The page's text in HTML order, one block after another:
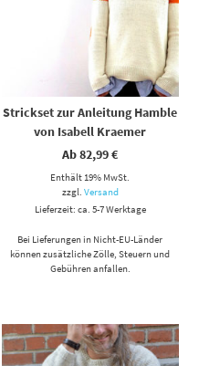
Strickset zur Anleitung Hamble
von Isabell Kraemer
Ab82,99€
Enthält 19% MwSt.
zzgl. Versand
Lieferzeit: ca. 5-7 Werktage
Bei Lieferungen in Nicht-EU-Länder
können zusätzliche Zölle, Steuern und
Gebühren anfallen.
Dieses Produkt weist mehrere Varianten auf. Die Optionen können auf der Produktseite gewählt werden